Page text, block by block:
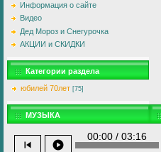
Информация о сайте
Видео
Дед Мороз и Снегурочка
АКЦИИ и СКИДКИ
Категории раздела
юбилей 70лет [75]
МУЗЫКА
skip_previous play_circle
00:00 / 03:16